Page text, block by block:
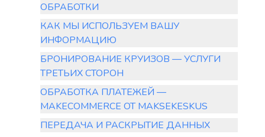
ОБРАБОТКИ
КАК МЫ ИСПОЛЬЗУЕМ ВАШУ
ИНФОРМАЦИЮ
БРОНИРОВАНИЕ КРУИЗОВ — УСЛУГИ
ТРЕТЬИХ СТОРОН
ОБРАБОТКА ПЛАТЕЖЕЙ —
MAKECOMMERCE ОТ MAKSEKESKUS
ПЕРЕДАЧА И РАСКРЫТИЕ ДАННЫХ